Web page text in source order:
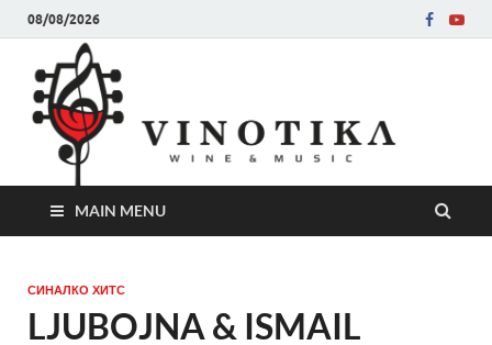
08/08/2026
MAIN MENU
СИНАЛКО ХИТС
LJUBOJNA & ISMAIL